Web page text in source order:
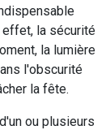
effet, la sécurité
la lumière
l'obscurité
la fête.
ou plusieurs